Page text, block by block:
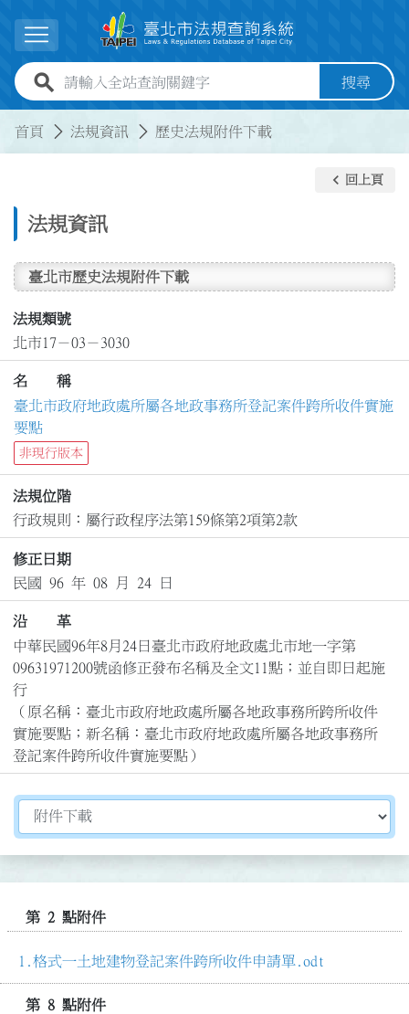
展開選單
全站查詢關鍵字欄位 搜尋
首頁 法規資訊 歷史法規附件下載
法規資訊
keyboard_arrow_left 回上頁
臺北市歷史法規附件下載
法規類號
北市17－03－3030
名 稱
臺北市政府地政處所屬各地政事務所登記案件跨所收件實施
要點
非現行版本
法規位階
行政規則：屬行政程序法第159條第2項第2款
修正日期
民國 96 年 08 月 24 日
沿 革
中華民國96年8月24日臺北市政府地政處北市地一字第
09631971200號函修正發布名稱及全文11點；並自即日起施
行
（原名稱：臺北市政府地政處所屬各地政事務所跨所收件
實施要點；新名稱：臺北市政府地政處所屬各地政事務所
登記案件跨所收件實施要點）
切換選擇法規資訊內容
第 2 點附件
格式一土地建物登記案件跨所收件申請單.odt
第 8 點附件